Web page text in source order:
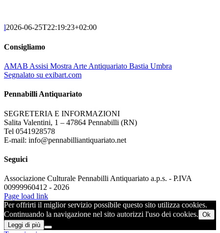
l2026-06-25T22:19:23+02:00
Consigliamo
AMAB Assisi Mostra Arte Antiquariato Bastia Umbra
Segnalato su exibart.com
Pennabilli Antiquariato
SEGRETERIA E INFORMAZIONI
Salita Valentini, 1 – 47864 Pennabilli (RN)
Tel 0541928578
E-mail: info@pennabilliantiquariato.net
Seguici
Associazione Culturale Pennabilli Antiquariato a.p.s. - P.IVA
00999960412 - 2026
Page load link
Per offrirti il miglior servizio possibile questo sito utilizza cookies.
Continuando la navigazione nel sito autorizzi l'uso dei cookies. Ok
Leggi di più